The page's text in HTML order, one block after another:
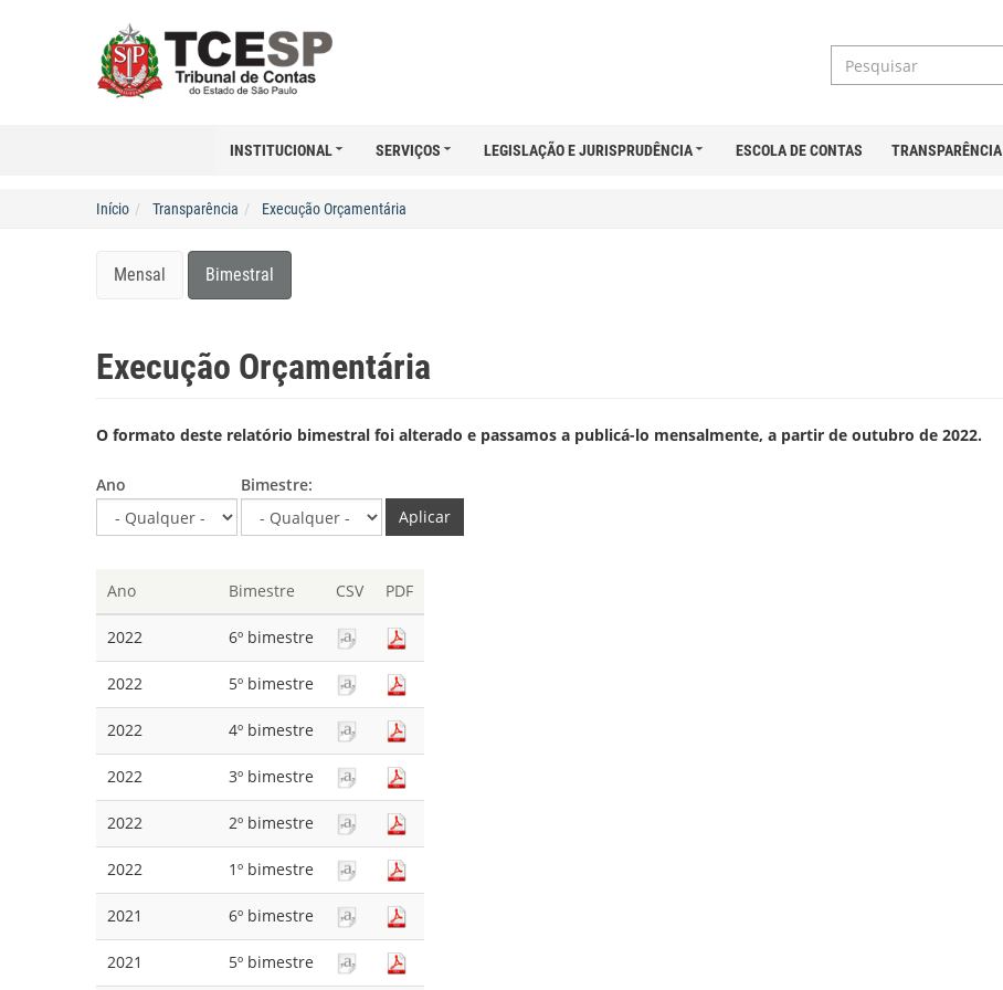
INSTITUCIONAL SERVIÇOS LEGISLAÇÃO E JURISPRUDÊNCIA ESCOLA DE CONTAS TRANSPARÊNCIA
Início Transparência Execução Orçamentária
Primary
Mensal Bimestral
Execução Orçamentária
O formato deste relatório bimestral foi alterado e passamos a publicá-lo mensalmente, a partir de outubro de 2022.
Ano
Bimestre:
Aplicar
Ano Bimestre CSV PDF
2022 6º bimestre
2022 5º bimestre
2022 4º bimestre
2022 3º bimestre
2022 2º bimestre
2022 1º bimestre
2021 6º bimestre
2021 5º bimestre